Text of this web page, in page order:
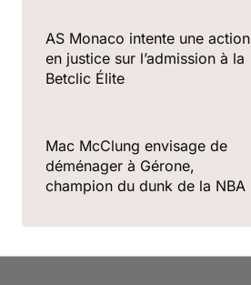
AS Monaco intente une action
en justice sur l’admission à la
Betclic Élite
Mac McClung envisage de
déménager à Gérone,
champion du dunk de la NBA